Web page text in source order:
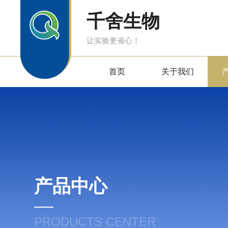
千舍生物
让实验更省心！
首页 关于我们
产品中心
PRODUCTS CENTER